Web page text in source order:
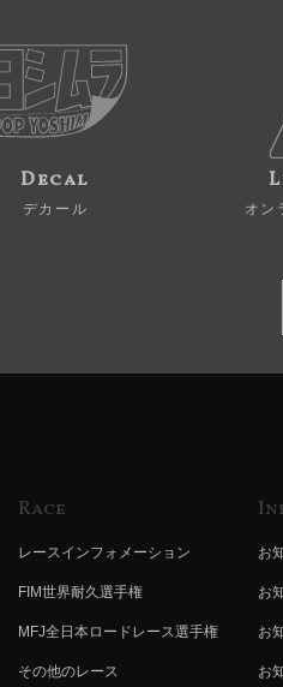
Decal
デカール オン
Race
レースインフォメーション
FIM世界耐久選手権
MFJ全日本ロードレース選手権
その他のレース
お
お
お
お